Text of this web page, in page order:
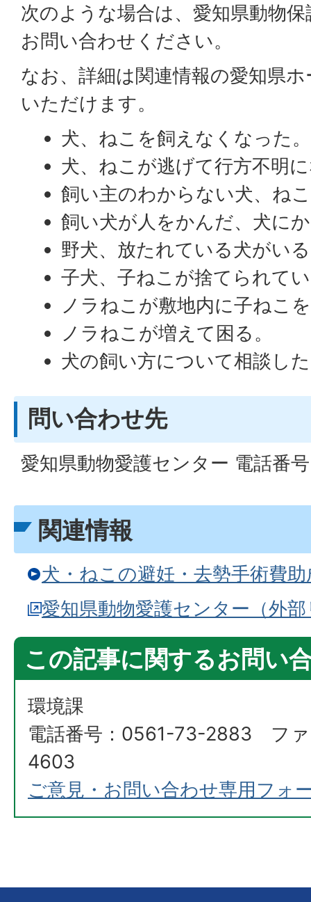
次のような場合は、愛知県動物
お問い合わせください。
なお、詳細は関連情報の愛知県
いただけます。
犬、ねこを飼えなくなった
犬、ねこが逃げて行方不明
飼い主のわからない犬、ね
飼い犬が人をかんだ、犬に
野犬、放たれている犬がい
子犬、子ねこが捨てられて
ノラねこが敷地内に子ねこ
ノラねこが増えて困る。
犬の飼い方について相談し
問い合わせ先
愛知県動物愛護センター 電話番
関連情報
犬・ねこの避妊・去勢手術費
愛知県動物愛護センター（外
この記事に関するお問い
環境課
電話番号：0561-73-2883 フ
4603
ご意見・お問い合わせ専用フォ